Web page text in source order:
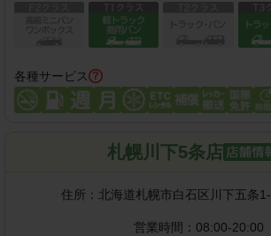
各種サービス
札幌川下5条店
住所： 北海道札幌市白石区川下五条
営業時間： 08:00-20:00